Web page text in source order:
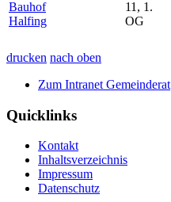
Bauhof
Halfing
11, 1.
OG
drucken nach oben
Zum Intranet Gemeinderat
Quicklinks
Kontakt
Inhaltsverzeichnis
Impressum
Datenschutz